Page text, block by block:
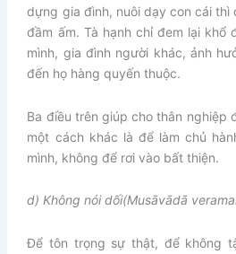
dựng gia đình, nuôi dạy con cái thì
đầm ấm. Tà hạnh chỉ đem lại khổ
mình, gia đình người khác, ảnh
đến họ hàng quyến thuộc.
Ba điều trên giúp cho thân nghiệp
một cách khác là để làm chủ
mình, không để rơi vào bất thiện.
d) Không nói dối(Musāvādā
Để tôn trọng sự thật, để không